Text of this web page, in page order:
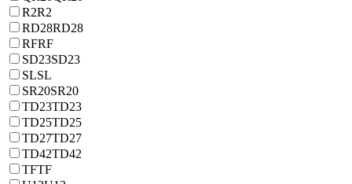
R2R2
RD28RD28
RFRF
SD23SD23
SLSL
SR20SR20
TD23TD23
TD25TD25
TD27TD27
TD42TD42
TFTF